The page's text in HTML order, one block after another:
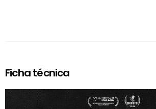
Ficha técnica